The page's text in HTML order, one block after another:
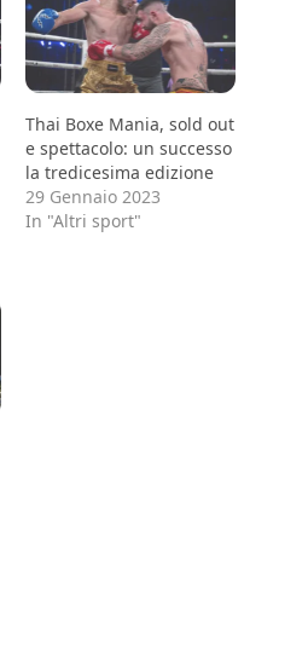
Thai Boxe Mania, sold out
e spettacolo: un successo
la tredicesima edizione
29 Gennaio 2023
In "Altri sport"